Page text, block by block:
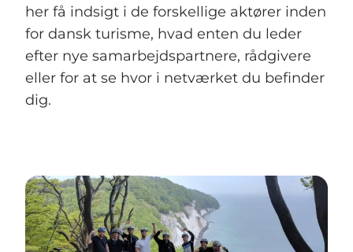
her få indsigt i de forskellige aktører inden
for dansk turisme, hvad enten du leder
efter nye samarbejdspartnere, rådgivere
eller for at se hvor i netværket du befinder
dig.